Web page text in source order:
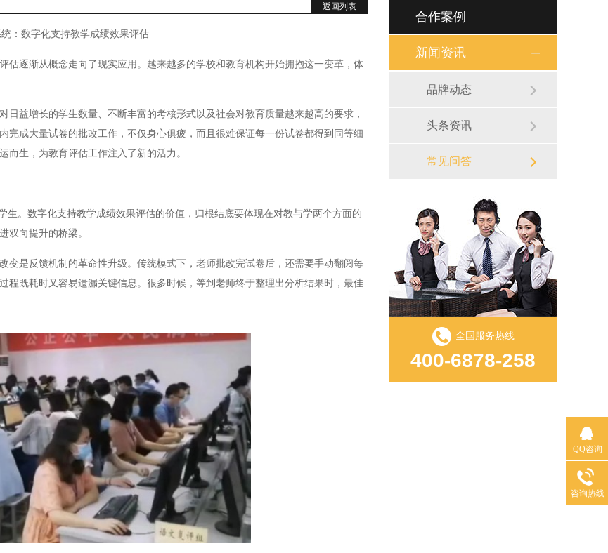
返回列表
：数字化支持教学成绩效果评估
逐渐从概念走向了现实应用。越来越多的学校和教育机构开始拥抱这一变革，体
益增长的学生数量、不断丰富的考核形式以及社会对教育质量越来越高的要求，
成大量试卷的批改工作，不仅身心俱疲，而且很难保证每一份试卷都得到同等细
而生，为教育评估工作注入了新的活力。
数字化支持教学成绩效果评估的价值，归根结底要体现在对教与学两个方面的
双向提升的桥梁。
是反馈机制的革命性升级。传统模式下，老师批改完试卷后，还需要手动翻阅每
既耗时又容易遗漏关键信息。很多时候，等到老师终于整理出分析结果时，最佳
合作案例
新闻资讯
品牌动态
头条资讯
常见问答
全国服务热线
400-6878-258
QQ咨询
咨询热线